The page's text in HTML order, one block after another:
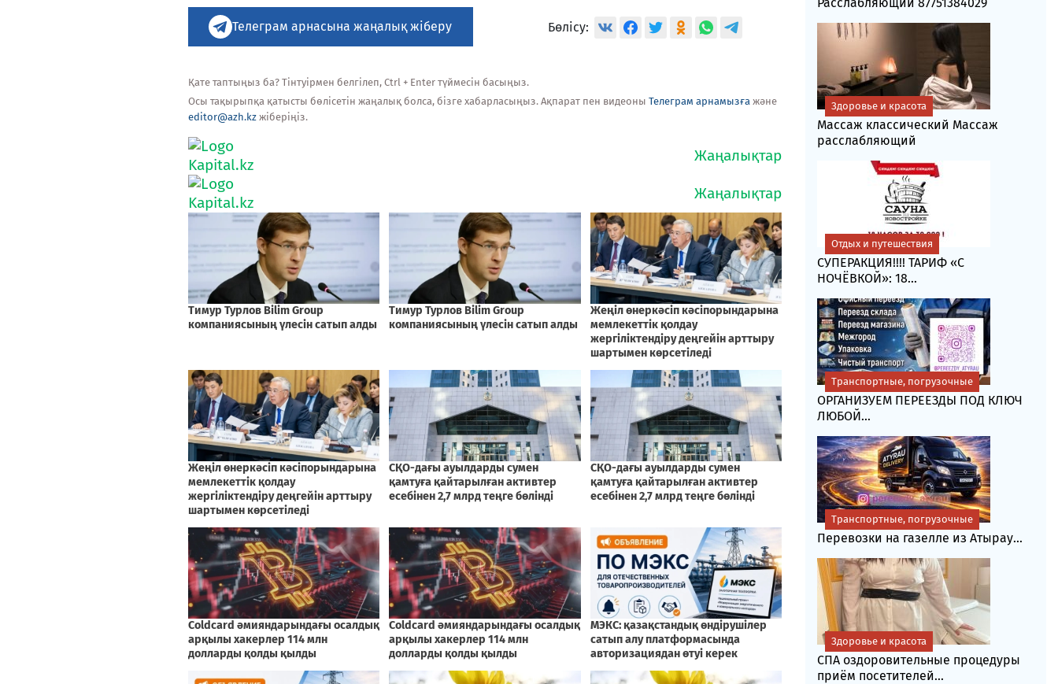
Телеграм арнасына жаңалық жіберу Бөлісу:
Қате таптыңыз ба? Тінтуірмен белгілеп, Ctrl + Enter түймесін басыңыз.
Осы тақырыпқа қатысты бөлісетін жаңалық болса, бізге хабарласыңыз. Ақпарат пен видеоны Телеграм арнамызға және
editor@azh.kz жіберіңіз.
Массаж классический Массаж
расслабляющий
Здоровье и красота
СУПЕРАКЦИЯ!!!! ТАРИФ «C
НОЧЁВКОЙ»: 18...
Отдых и путешествия
ОРГАНИЗУЕМ ПЕРЕЕЗДЫ ПОД КЛЮЧ
ЛЮБОЙ...
Транспортные, погрузочные
Перевозки на газелле из Атырау...
Транспортные, погрузочные
СПА оздоровительные процедуры
приём посетителей...
Здоровье и красота